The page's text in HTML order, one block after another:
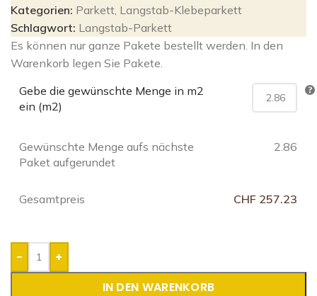
Kategorien: Parkett, Langstab-Klebeparkett
Schlagwort: Langstab-Parkett
Es können nur ganze Pakete bestellt werden. In den
Warenkorb legen Sie Pakete.
Gebe die gewünschte Menge in m2
ein (m2)
Gewünschte Menge aufs nächste
Paket aufgerundet
2.86
Gesamtpreis CHF 257.23
-
+
IN DEN WARENKORB